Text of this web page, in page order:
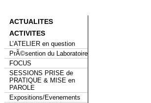
ACTUALITES
ACTIVITES
L’ATELIER en question
PrÃ©sention du Laboratoire
FOCUS
SESSIONS PRISE de
PRATIQUE & MISE en
PAROLE
Expositions/Evenements